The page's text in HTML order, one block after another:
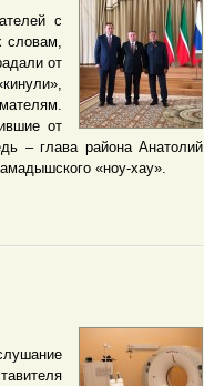
с
словам,
от
от
– глава района Анатолий
«ноу-хау».